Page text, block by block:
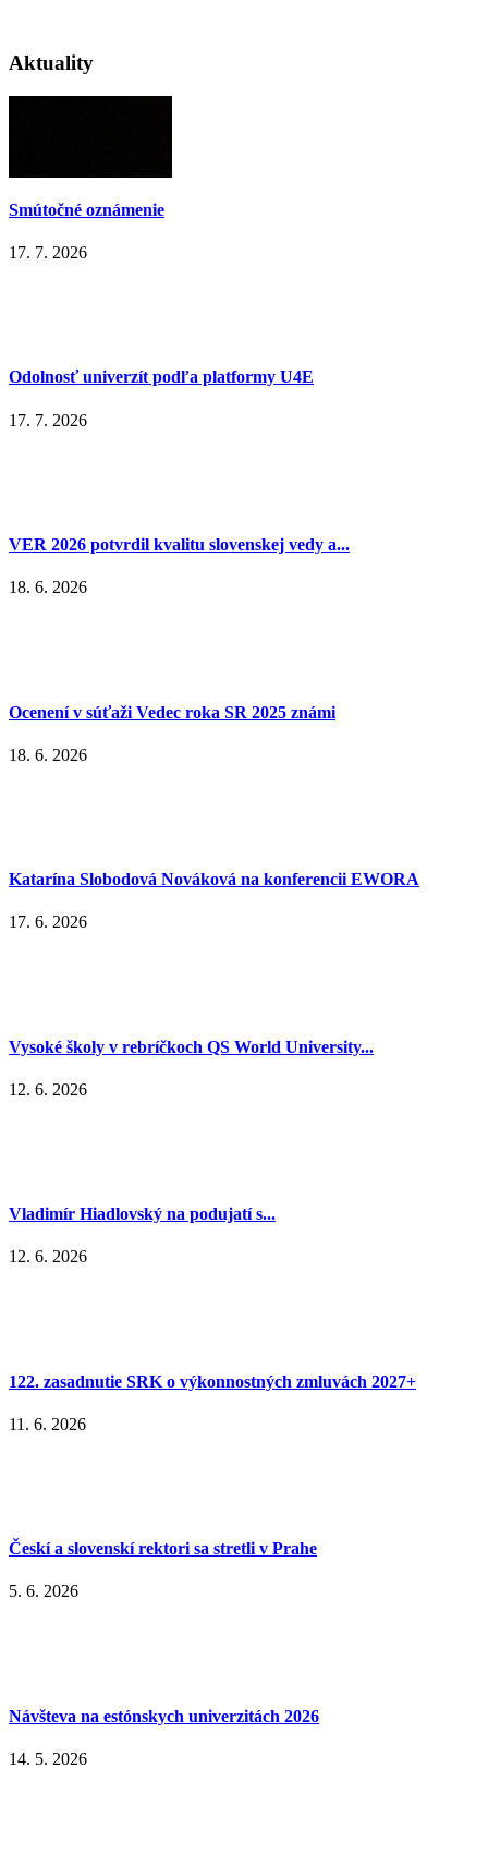
Aktuality
Smútočné oznámenie
17. 7. 2026
Odolnosť univerzít podľa platformy U4E
17. 7. 2026
VER 2026 potvrdil kvalitu slovenskej vedy a...
18. 6. 2026
Ocenení v súťaži Vedec roka SR 2025 známi
18. 6. 2026
Katarína Slobodová Nováková na konferencii EWORA
17. 6. 2026
Vysoké školy v rebríčkoch QS World University...
12. 6. 2026
Vladimír Hiadlovský na podujatí s...
12. 6. 2026
122. zasadnutie SRK o výkonnostných zmluvách 2027+
11. 6. 2026
Českí a slovenskí rektori sa stretli v Prahe
5. 6. 2026
Návšteva na estónskych univerzitách 2026
14. 5. 2026